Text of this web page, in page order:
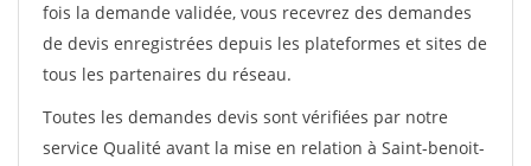
fois la demande validée, vous recevrez des demandes
de devis enregistrées depuis les plateformes et sites de
tous les partenaires du réseau.
Toutes les demandes devis sont vérifiées par notre
service Qualité avant la mise en relation à Saint-benoit-